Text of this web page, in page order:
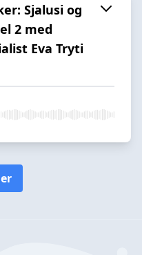
Sjalusi og
2 med
Eva Tryti